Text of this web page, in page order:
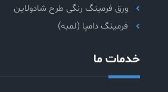
ورق فرمینگ رنگی طرح شادولاین
فرمینگ دامپا (لمبه)
خدمات ما